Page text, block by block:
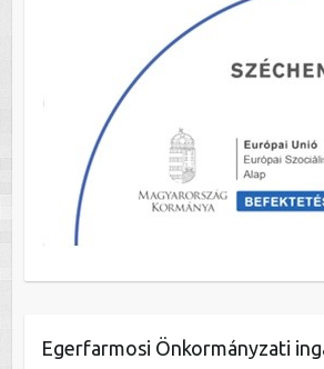
Egerfarmosi Önkormányzati